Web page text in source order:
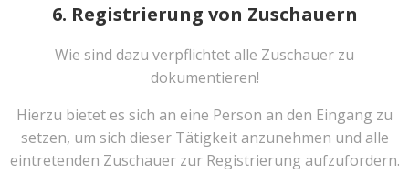
6. Registrierung von Zuschauern
Wie sind dazu verpflichtet alle Zuschauer zu
dokumentieren!
Hierzu bietet es sich an eine Person an den Eingang zu
setzen, um sich dieser Tätigkeit anzunehmen und alle
eintretenden Zuschauer zur Registrierung aufzufordern.